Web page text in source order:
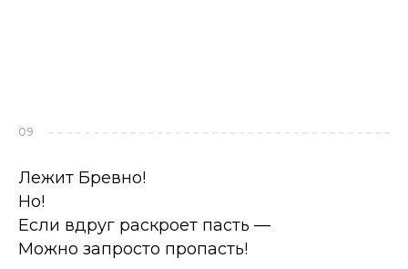
09
Лежит Бревно!
Но!
Если вдруг раскроет пасть —
Можно запросто пропасть!